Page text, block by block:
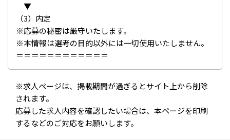
▼
（3）内定
※応募の秘密は厳守いたします。
※本情報は選考の目的以外には一切使用いたしません。
＝＝＝＝＝＝＝＝＝＝＝＝
※求人ページは、掲載期間が過ぎるとサイト上から削除
されます。
応募した求人内容を確認したい場合は、本ページを印刷
するなどのご対応をお願いします。